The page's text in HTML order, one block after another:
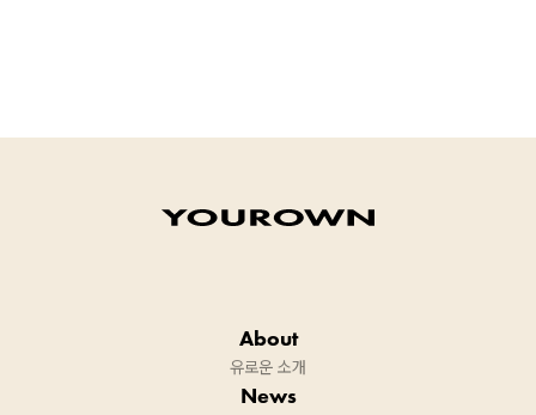
About
유로운 소개
News